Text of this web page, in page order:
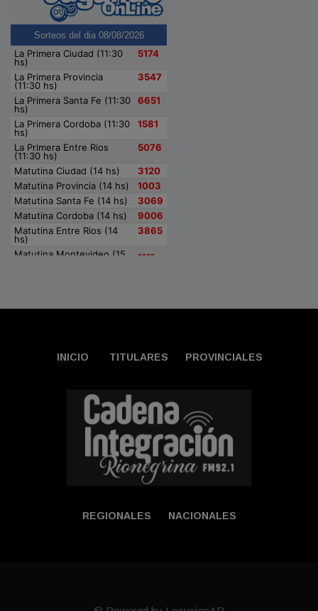
INICIO TITULARES PROVINCIALES
REGIONALES NACIONALES